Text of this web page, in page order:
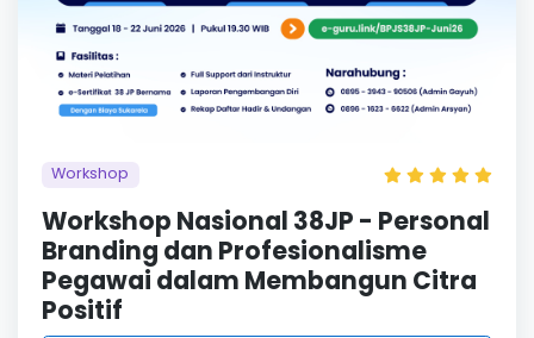
Workshop
Workshop Nasional 38JP - Personal
Branding dan Profesionalisme
Pegawai dalam Membangun Citra
Positif